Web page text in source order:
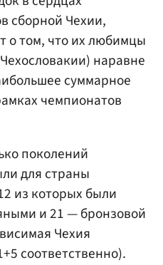
сборной Чехии,
о том, что их любимцы
наравне
суммарное
чемпионатов
поколений
для страны
из которых были
и 21 — бронзовой
Чехия
соответственно).